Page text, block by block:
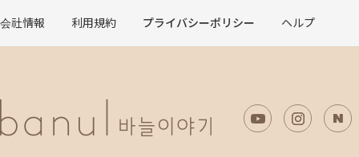
会社情報 利用規約 プライバシーポリシー ヘルプ